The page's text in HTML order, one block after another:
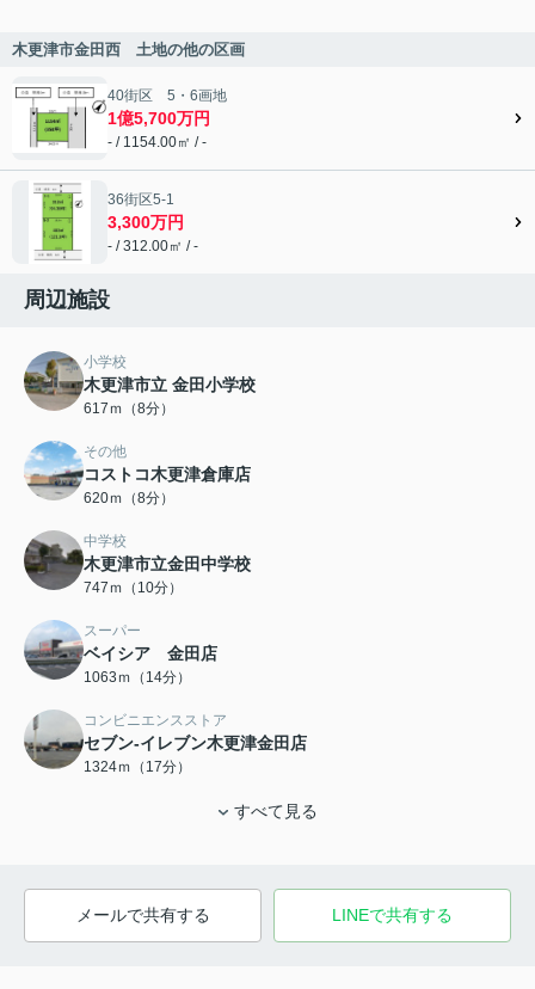
木更津市金田西 土地の他の区画
40街区 5・6画地
1億5,700万円
- / 1154.00㎡ / -
36街区5-1
3,300万円
- / 312.00㎡ / -
周辺施設
小学校
木更津市立 金田小学校
617ｍ（8分）
その他
コストコ木更津倉庫店
620ｍ（8分）
中学校
木更津市立金田中学校
747ｍ（10分）
スーパー
ベイシア 金田店
1063ｍ（14分）
コンビニエンスストア
セブン-イレブン木更津金田店
1324ｍ（17分）
すべて見る
メールで共有する LINEで共有する